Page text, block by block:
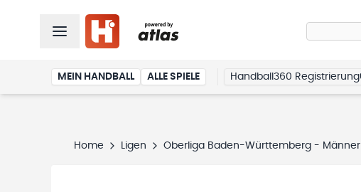
MEIN HANDBALL ALLE SPIELE Handball360 Registrierung
Home Ligen Oberliga Baden-Württemberg - Männer